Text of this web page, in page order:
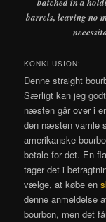
barrels, leaving no
KONKLUSION:
Denne straight
Særligt kan jeg
næsten går over i
den næsten vamle
amerikanske
betale for det. En
tager det i
vælge, at købe en
denne anmeldelse
bourbon, men det